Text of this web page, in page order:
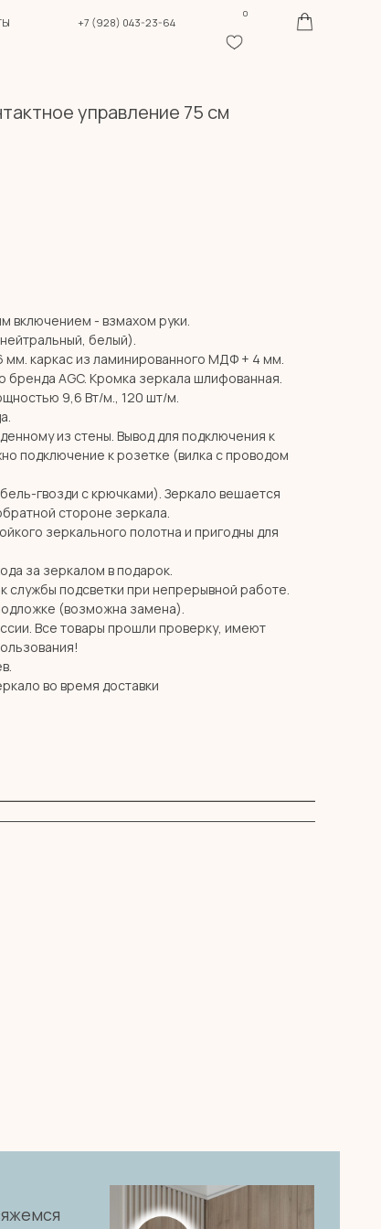
043-23-64
управление 75 см
включением - взмахом руки.
белый).
мм. каркас из ламинированного МДФ + 4 мм.
бренда AGC. Кромка зеркала шлифованная.
9,6 Вт/м., 120 шт/м.
из стены. Вывод для подключения к
подключение к розетке (вилка с проводом
гвозди с крючками). Зеркало вешается
стороне зеркала.
зеркального полотна и пригодны для
за зеркалом в подарок.
службы подсветки при непрерывной работе.
(возможна замена).
Все товары прошли проверку, имеют
во время доставки